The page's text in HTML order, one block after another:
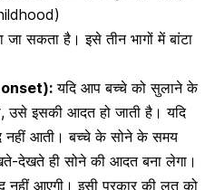
सकता है। इसे तीन भागों में बांटा
onset): यदि आप बच्चे को सुलाने के
उसे इसकी आदत हो जाती है। यदि
नहीं आती। बच्चे के सोने के समय
देखते ही सोने की आदत बना लेगा।
नहीं आएगी। इसी प्रकार की लत को